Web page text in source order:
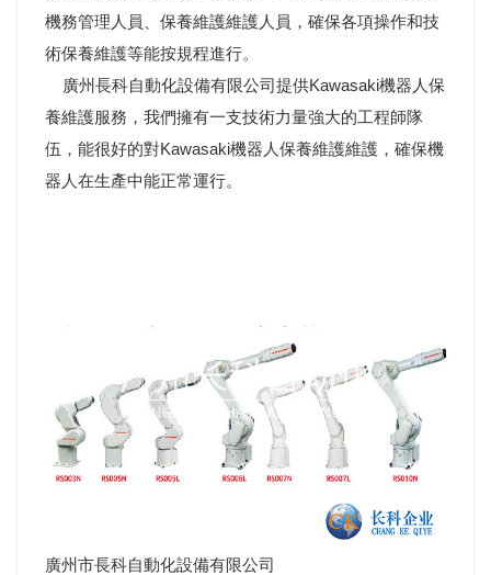
機務管理人員、保養維護維護人員，確保各項操作和技
術保養維護等能按規程進行。
廣州長科自動化設備有限公司提供Kawasaki機器人保
養維護服務，我們擁有一支技術力量強大的工程師隊
伍，能很好的對Kawasaki機器人保養維護維護，確保機
器人在生產中能正常運行。
廣州市長科自動化設備有限公司